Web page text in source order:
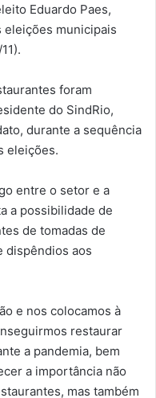
Eduardo Paes,
municipais
foram
do SindRio,
durante a sequência
eleições.
entre o setor e a
a possibilidade de
de tomadas de
dispêndios aos
e nos colocamos à
restaurar
a pandemia, bem
a importância não
mas também